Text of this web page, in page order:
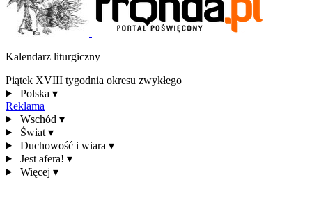
Kalendarz liturgiczny
Piątek XVIII tygodnia okresu zwykłego
Polska ▾
Reklama
Wschód ▾
Świat ▾
Duchowość i wiara ▾
Jest afera! ▾
Więcej ▾